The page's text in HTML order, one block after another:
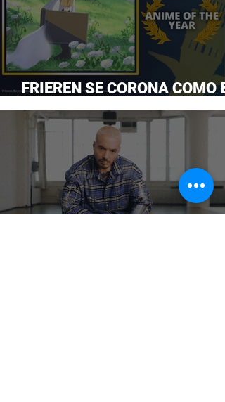
FRIEREN SE CORONA COMO
ANIME DEL AÑO